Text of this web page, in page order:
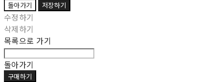
돌아가기 저장하기
수정하기
삭제하기
목록으로 가기
돌아가기
구매하기